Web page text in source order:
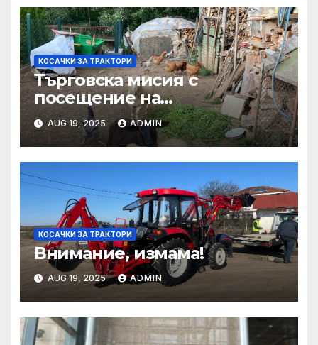
КОСАЧКИ ЗА ТРАКТОРИ
Търговска мисия с
посещение на
Mеждународния търговски
панаир CosmeticBusiness
2025
AUG 19, 2025 ADMIN
КОСАЧКИ ЗА ТРАКТОРИ
Внимание, измама!
AUG 19, 2025 ADMIN